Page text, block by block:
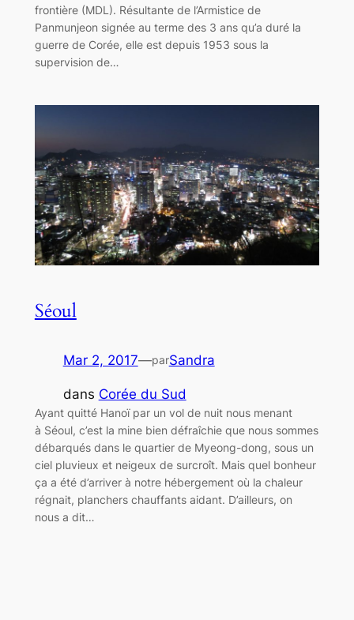
frontière (MDL). Résultante de l’Armistice de
Panmunjeon signée au terme des 3 ans qu’a duré la
guerre de Corée, elle est depuis 1953 sous la
supervision de…
Séoul
Mar 2, 2017—parSandra
dans Corée du Sud
Ayant quitté Hanoï par un vol de nuit nous menant
à Séoul, c’est la mine bien défraîchie que nous sommes
débarqués dans le quartier de Myeong-dong, sous un
ciel pluvieux et neigeux de surcroît. Mais quel bonheur
ça a été d’arriver à notre hébergement où la chaleur
régnait, planchers chauffants aidant. D’ailleurs, on
nous a dit…